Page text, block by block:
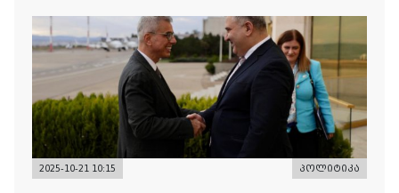
2025-10-21 10:15 პოლიტიკა